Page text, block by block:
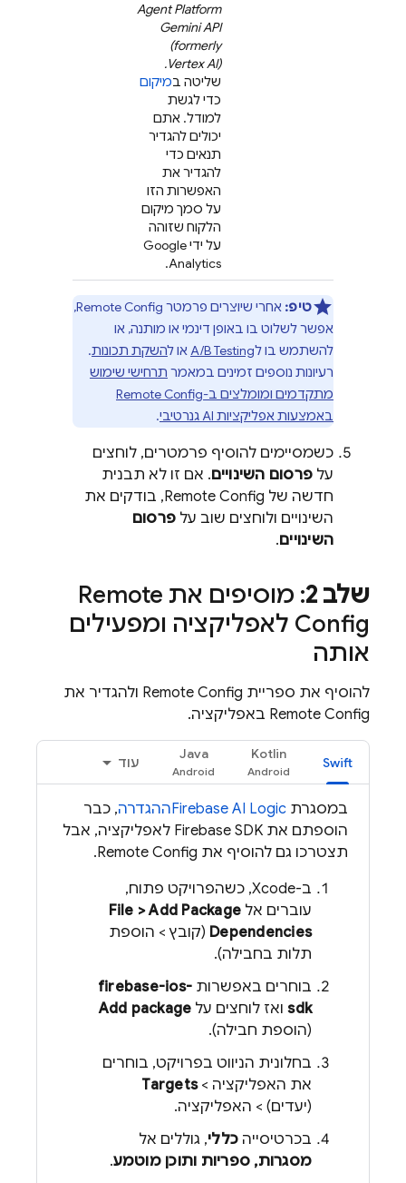
Agent Platform
Gemini API
(formerly
Vertex AI)
.
שליטה במיקום
כדי לגשת
למודל. אתם
יכולים להגדיר
תנאים כדי
להגדיר את
האפשרות הזו
על סמך מיקום
הלקוח שזוהה
על ידיGoogle
Analytics
.
טיפ: אחרי שיוצרים פרמטר Remote Config
,
אפשר לשלוט בו באופן דינמי או מותנה, או
להשתמש בו לA/B Testingאו להשקת תכונות.
רעיונות נוספים זמינים במאמר תרחישי שימוש
מתקדמים ומומלצים ב-Remote Config
באמצעות אפליקציות AI גנרטיבי
.
כשמסיימים להוסיף פרמטרים, לוחצים
על פרסום השינויים. אם זו לא תבנית
חדשה של Remote Config, בודקים את
השינויים ולוחצים שוב על פרסום
השינויים.
שלב 2 : מוסיפים את Remote
Config לאפליקציה ומפעילים
אותה
להוסיף את ספריית Remote Config ולהגדיר את
Remote Config באפליקציה.
Swift
Kotlin
Java
עוד
במסגרת Firebase AI Logicההגדרה, כבר
הוספתם את Firebase SDK לאפליקציה, אבל
תצטרכו גם להוסיף את Remote Config
.
ב-Xcode, כשהפרויקט פתוח,
עוברים אל File > Add Package
Dependencies (קובץ > הוספת
תלות בחבילה).
בוחרים באפשרות firebase-ios-
sdkואז לוחצים על Add package
(הוספת חבילה).
בחלונית הניווט בפרויקט, בוחרים
את האפליקציה >Targets
(יעדים) > האפליקציה.
בכרטיסייה כללי, גוללים אל
מסגרות, ספריות ותוכן מוטמע.